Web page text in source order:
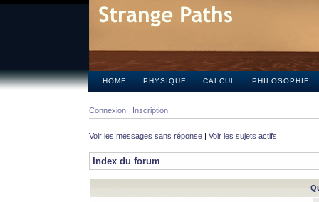
HOME PHYSIQUE CALCUL PHILOSOPHIE
Connexion Inscription
Voir les messages sans réponse | Voir les sujets actifs
Index du forum